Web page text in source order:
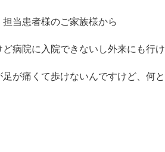
当患者様のご家族様から
病院に入院できないし外来にも行け
が痛くて歩けないんですけど、 何